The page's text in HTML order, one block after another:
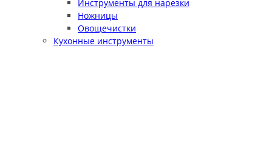
Инструменты для нарезки
Ножницы
Овощечистки
Кухонные инструменты